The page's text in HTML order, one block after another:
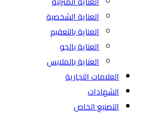
العناية الشخصية
العناية بالتعقيم
العناية بالجو
العناية بالملابس
العلامات التجارية
الشهادات
التصنيع الخاص